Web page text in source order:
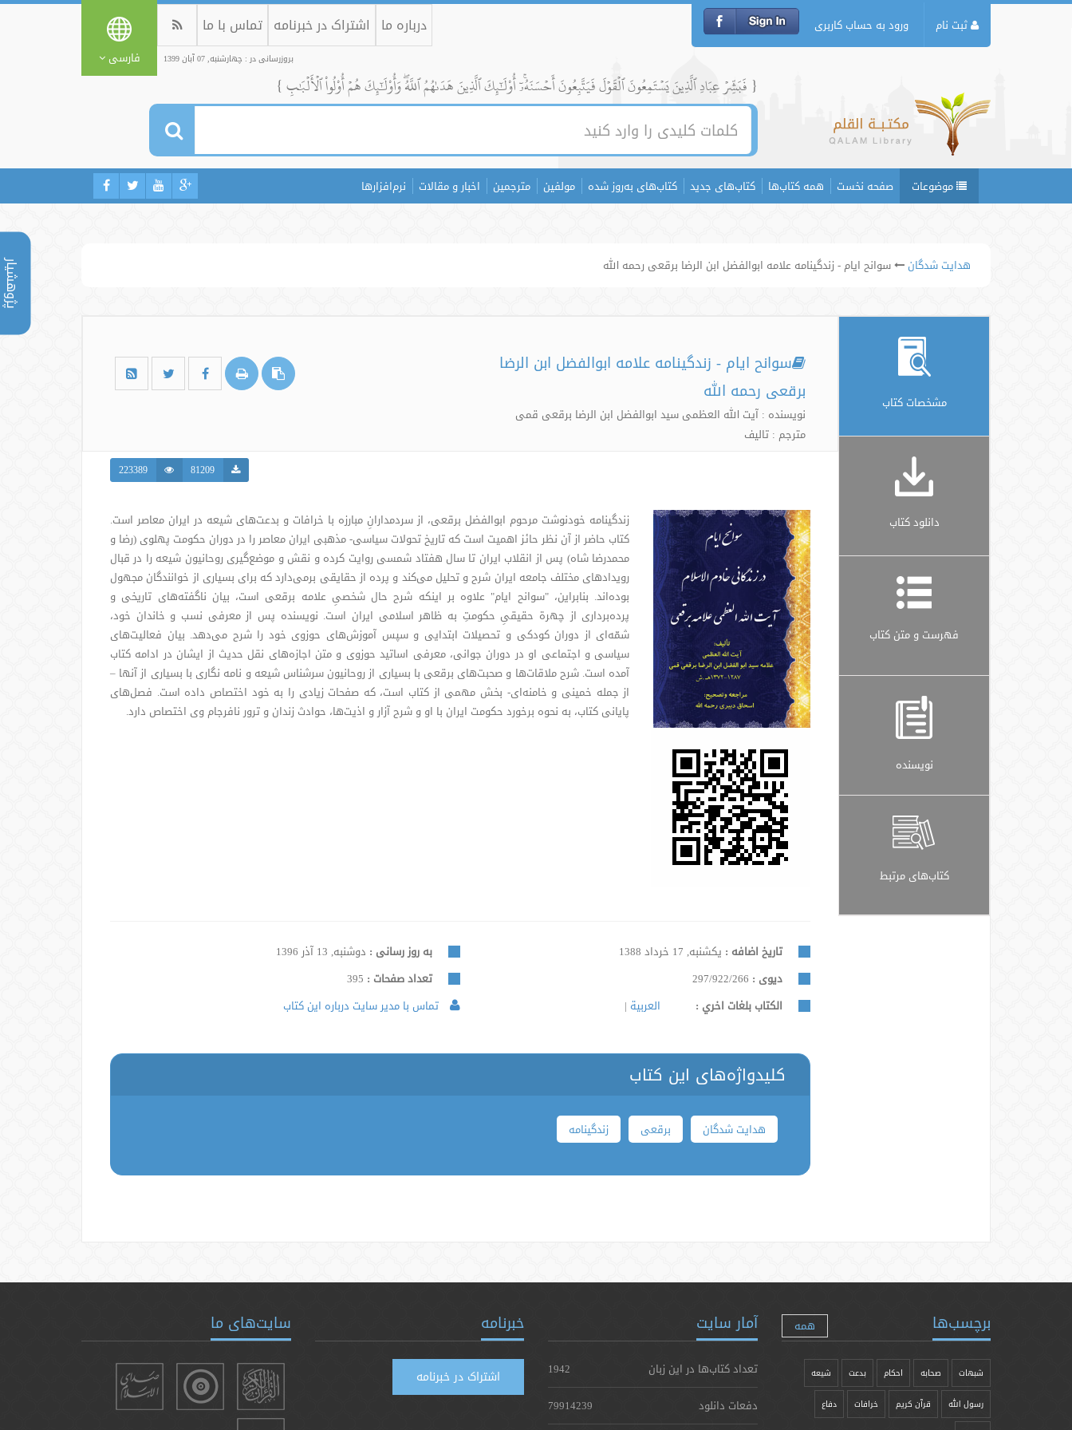
پژوهشیار
ثبت نام ورود به حساب کاربری درباره ما اشتراک در خبرنامه تماس با ما
بروزرسانی در : چهارشنبه, 07 آبان 1399 فارسی
{ فَبَشِّرۡ عِبَادِ ٱلَّذِينَ يَسۡتَمِعُونَ ٱلۡقَوۡلَ فَيَتَّبِعُونَ أَحۡسَنَهُۥٓۚ أُوْلَٰٓئِكَ ٱلَّذِينَ هَدَىٰهُمُ ٱللَّهُۖ وَأُوْلَٰٓئِكَ هُمۡ أُوْلُواْ ٱلۡأَلۡبَٰبِ }
موضوعات صفحه نخست همه کتاب‌ها کتاب‌های جدید کتاب‌های به‌روز شده مولفین مترجمین اخبار و مقالات نرم‌افزارها
هدایت شدگان سوانح ایام - زندگینامه علامه ابوالفضل ابن الرضا برقعی رحمه الله
مشخصات کتاب
دانلود کتاب
فهرست و متن کتاب
نویسنده
کتاب‌های مرتبط
سوانح ایام - زندگینامه علامه ابوالفضل ابن الرضا
برقعی رحمه الله
نویسنده : آیت الله العظمی سید ابوالفضل ابن الرضا برقعی قمی
مترجم : تالیف
81209
223389
زندگینامه خودنوشت مرحوم ابوالفضل برقعی، از سردمدارانِ مبارزه با خرافات و بدعت‌های شیعه در ایران معاصر است.
کتاب حاضر از آن نظر حائز اهمیت است که تاریخ تحولات سیاسی- مذهبی ایران معاصر را در دوران حکومت پهلوی (رضا و
محمدرضا شاه) پس از انقلاب ایران تا سال هفتاد شمسی روایت کرده و نقش و موضع‌گیری روحانیون شیعه را در قبال
رویدادهای مختلف جامعه ایران شرح و تحلیل می‌کند و پرده از حقایقی برمی‌دارد که برای بسیاری از خوانندگان مجهول
بوده‌اند. بنابراین، "سوانح ایام" علاوه بر اینکه شرح حال شخصیِ علامه برقعی است، بیان ناگفته‌های تاریخی و
پرده‌برداری از چهرة حقیقیِ حکومتِ به ظاهر اسلامی ایران است. نویسنده پس از معرفی نسب و خاندان خود،
شمّه‌ای از دوران کودکی و تحصیلات ابتدایی و سپس آموزش‌های حوزوی خود را شرح می‌دهد. بیان فعالیت‌های
سیاسی و اجتماعی او در دوران جوانی، معرفی اساتید حوزوی و متن اجازه‌های نقل حدیث از ایشان در ادامه کتاب
آمده است. شرح ملاقات‌ها و صحبت‌های برقعی با بسیاری از روحانیون سرشناس شیعه و نامه نگاری با بسیاری از آنها –
از جمله خمینی و خامنه‌ای- بخش مهمی از کتاب است، که صفحات زیادی را به خود اختصاص داده است. فصل‌های
پایانی کتاب، به نحوه برخورد حکومت ایران با او و شرح آزار و اذیت‌ها، حوادث زندان و ترور نافرجام وی اختصاص دارد.
تاریخ اضافه : یکشنبه, 17 خرداد 1388 به روز رسانی : دوشنبه, 13 آذر 1396
دیوی : 297/922/266 تعداد صفحات :
الكتاب بلغات اخري :
العربية تماس با مدیر سایت درباره این کتاب
کلیدواژه‌های این کتاب
هدایت شدگان برقعی زندگینامه
برچسب‌ها همه
شبهات صحابه احکام بدعت شیعه
رسول الله قرآن کریم خرافات دفاع
آمار سایت
تعداد کتاب‌ها در این زبان
1942
دفعات دانلود
79914239
خبرنامه
اشتراک در خبرنامه
سایت‌های ما